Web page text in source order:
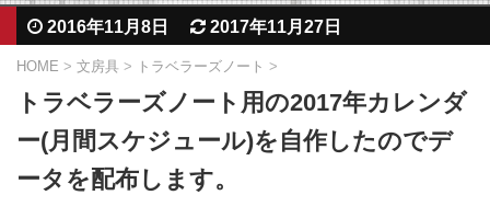
2016年11月8日 2017年11月27日
HOME > 文房具 > トラベラーズノート >
トラベラーズノート用の2017年カレンダ
ー(月間スケジュール)を自作したのでデ
ータを配布します。